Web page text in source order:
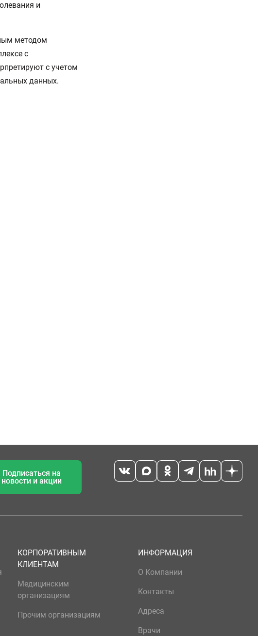
и
методом
с
с учетом
данных.
Подписаться на
новости и акции
КОРПОРАТИВНЫМ
КЛИЕНТАМ
Медицинским
организациям
Прочим организациям
ИНФОРМАЦИЯ
О Компании
Контакты
Адреса
Врачи